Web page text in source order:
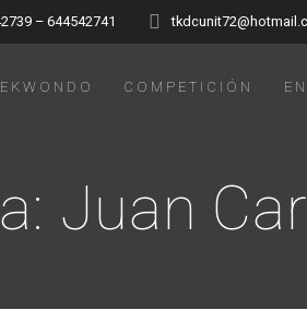
– 644542741
COMPETICIÓN
Juan